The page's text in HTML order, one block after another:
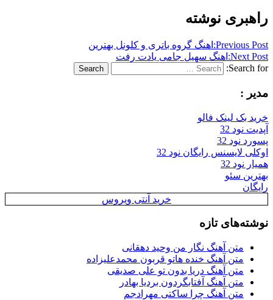
راهبری نوشته
Previous Post: اهنگ گروه باتری و کلونل بهترین
Next Post: اهنگ سهیل جامی یادت رفت
Search for:
Search
مدیر :
خرید بک لینک فالو
آپدیت نود 32
پسورد نود 32
اوکلی لایسنس رایگان نود 32
همیار نود 32
بهترین سئو
رایگان
خرید آنتی ویروس
نوشته‌های تازه
متن آهنگ نگار من وحید دهقانی
متن آهنگ خنده هاتو قربون محمدعلیزاده
متن آهنگ دریا بدون تو علی صدیقی
متن آهنگ آفتابگردون بردیا بهادر
متن آهنگ چرا ساکتی مهرادجم